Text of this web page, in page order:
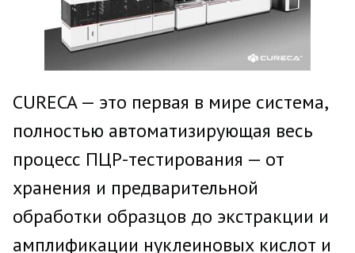
CURECA — это первая в мире система,
полностью автоматизирующая весь
процесс ПЦР-тестирования — от
хранения и предварительной
обработки образцов до экстракции и
амплификации нуклеиновых кислот и